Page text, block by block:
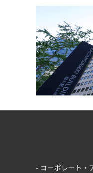
- コーポレート・